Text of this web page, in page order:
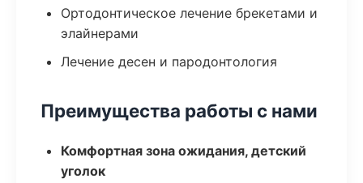
Ортодонтическое лечение брекетами и
элайнерами
Лечение десен и пародонтология
Преимущества работы с нами
Комфортная зона ожидания, детский
уголок